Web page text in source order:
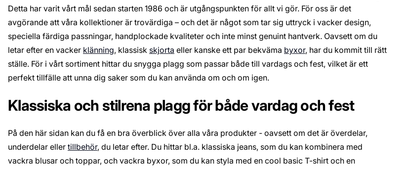
Detta har varit vårt mål sedan starten 1986 och är utgångspunkten för allt vi gör. För oss är det
avgörande att våra kollektioner är trovärdiga – och det är något som tar sig uttryck i vacker design,
speciella färdiga passningar, handplockade kvaliteter och inte minst genuint hantverk. Oavsett om du
letar efter en vacker klänning, klassisk skjorta eller kanske ett par bekväma byxor, har du kommit till rätt
ställe. För i vårt sortiment hittar du snygga plagg som passar både till vardags och fest, vilket är ett
perfekt tillfälle att unna dig saker som du kan använda om och om igen.
Klassiska och stilrena plagg för både vardag och fest
På den här sidan kan du få en bra överblick över alla våra produkter - oavsett om det är överdelar,
underdelar eller tillbehör, du letar efter. Du hittar bl.a. klassiska jeans, som du kan kombinera med
vackra blusar och toppar, och vackra byxor, som du kan styla med en cool basic T-shirt och en